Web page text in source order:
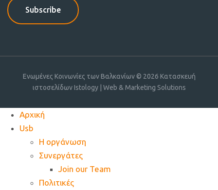
Ενωμένες Κοινωνίες των Βαλκανίων © 2026 Κατασκευή
ιστοσελίδων Istology | Web & Marketing Solutions
Αρχική
Usb
Η οργάνωση
Συνεργάτες
Join our Team
Πολιτικές